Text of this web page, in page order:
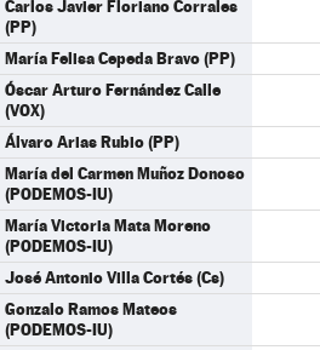
Carlos Javier Floriano Corrales
(PP)
María Felisa Cepeda Bravo (PP)
Óscar Arturo Fernández Calle
(VOX)
Álvaro Arias Rubio (PP)
María del Carmen Muñoz Donoso
(PODEMOS-IU)
María Victoria Mata Moreno
(PODEMOS-IU)
José Antonio Villa Cortés (Cs)
Gonzalo Ramos Mateos
(PODEMOS-IU)